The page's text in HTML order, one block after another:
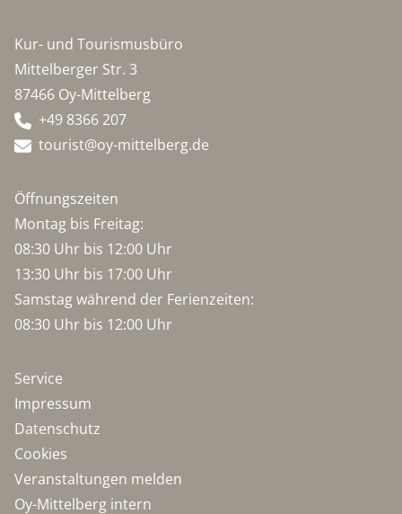
Kur- und Tourismusbüro
Mittelberger Str. 3
87466 Oy-Mittelberg
+49 8366 207
tourist@oy-mittelberg.de
Öffnungszeiten
Montag bis Freitag:
08:30 Uhr bis 12:00 Uhr
13:30 Uhr bis 17:00 Uhr
Samstag während der Ferienzeiten:
08:30 Uhr bis 12:00 Uhr
Service
Impressum
Datenschutz
Cookies
Veranstaltungen melden
Oy-Mittelberg intern